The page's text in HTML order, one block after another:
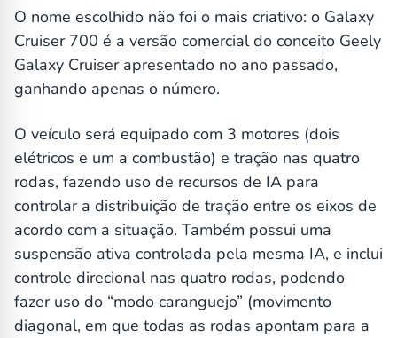
O nome escolhido não foi o mais criativo: o Galaxy
Cruiser 700 é a versão comercial do conceito Geely
Galaxy Cruiser apresentado no ano passado,
ganhando apenas o número.
O veículo será equipado com 3 motores (dois
elétricos e um a combustão) e tração nas quatro
rodas, fazendo uso de recursos de IA para
controlar a distribuição de tração entre os eixos de
acordo com a situação. Também possui uma
suspensão ativa controlada pela mesma IA, e inclui
controle direcional nas quatro rodas, podendo
fazer uso do “modo caranguejo” (movimento
diagonal, em que todas as rodas apontam para a